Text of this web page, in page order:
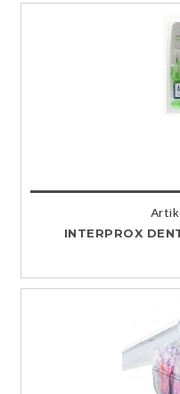
INTERPROX